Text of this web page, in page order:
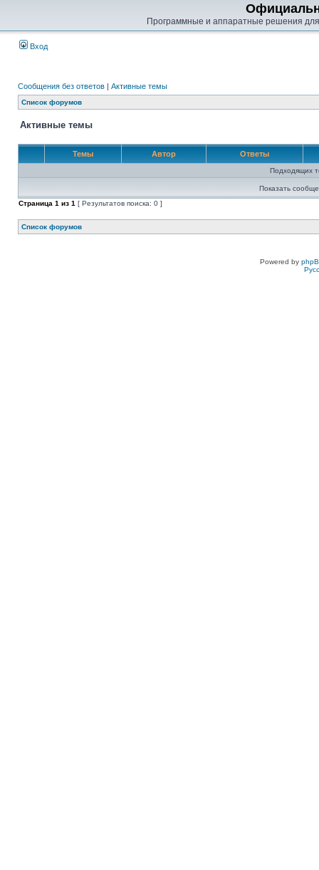
Программные и аппаратные решения
Вход
Сообщения без ответов | Активные темы
Список форумов
Активные темы
Темы Автор Ответы
Подходящих
Показать
Страница 1 из 1 [ Результатов поиска: 0 ]
Список форумов
Powered by